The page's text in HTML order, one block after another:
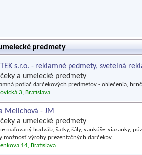
predmety
s.r.o. - reklamné pedmety, svetelná
a umelecké predmety
potlač darčekových predmetov - oblečenia,
3, Bratislava
Melichová - JM
a umelecké predmety
maľovaný hodváb, šatky, šály, vankúše, viazanky,
možnosť výroby prezentačných darčekov.
14, Bratislava